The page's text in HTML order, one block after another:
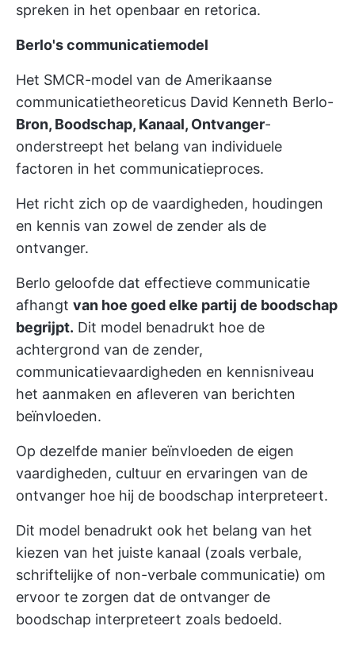
spreken in het openbaar en retorica.
Berlo's communicatiemodel
Het SMCR-model van de Amerikaanse
communicatietheoreticus David Kenneth Berlo-
Bron, Boodschap, Kanaal, Ontvanger-
onderstreept het belang van individuele
factoren in het communicatieproces.
Het richt zich op de vaardigheden, houdingen
en kennis van zowel de zender als de
ontvanger.
Berlo geloofde dat effectieve communicatie
afhangt van hoe goed elke partij de boodschap
begrijpt. Dit model benadrukt hoe de
achtergrond van de zender,
communicatievaardigheden en kennisniveau
het aanmaken en afleveren van berichten
beïnvloeden.
Op dezelfde manier beïnvloeden de eigen
vaardigheden, cultuur en ervaringen van de
ontvanger hoe hij de boodschap interpreteert.
Dit model benadrukt ook het belang van het
kiezen van het juiste kanaal (zoals verbale,
schriftelijke of non-verbale communicatie) om
ervoor te zorgen dat de ontvanger de
boodschap interpreteert zoals bedoeld.